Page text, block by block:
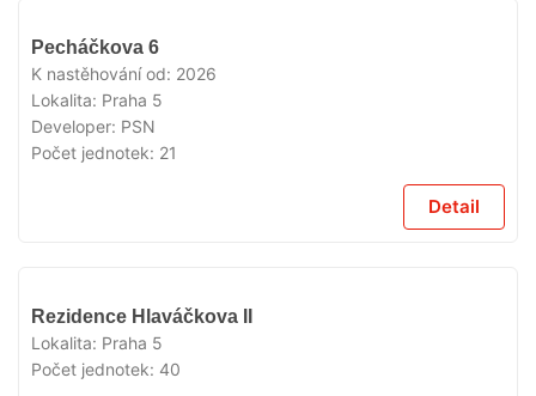
Pecháčkova 6
K nastěhování od: 2026
Lokalita: Praha 5
Developer: PSN
Počet jednotek: 21
Detail
Rezidence Hlaváčkova II
Lokalita: Praha 5
Počet jednotek: 40